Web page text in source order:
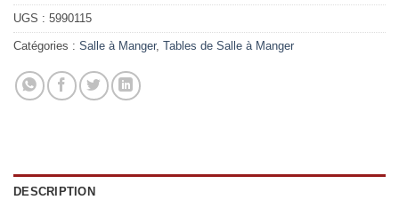
UGS : 5990115
Catégories : Salle à Manger, Tables de Salle à Manger
DESCRIPTION